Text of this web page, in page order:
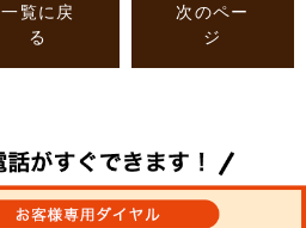
一覧に戻
る
次のペー
ジ